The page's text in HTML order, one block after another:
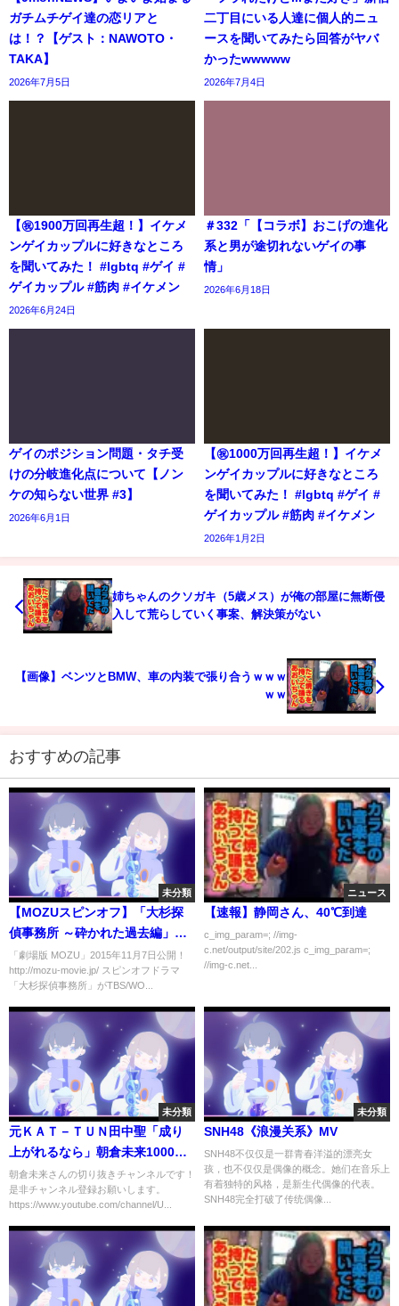
ガチムチゲイ達の恋リアと
は！？【ゲスト：NAWOTO・
TAKA】
2026年7月5日
二丁目にいる人達に個人的ニュ
ースを聞いてみたら回答がヤバ
かったwwwww
2026年7月4日
【㊗️1900万回再生超！】イケメ
ンゲイカップルに好きなところ
を聞いてみた！ #lgbtq #ゲイ #
ゲイカップル #筋肉 #イケメン
2026年6月24日
＃332「【コラボ】おこげの進化
系と男が途切れないゲイの事
情」
2026年6月18日
ゲイのポジション問題・タチ受
けの分岐進化点について【ノン
ケの知らない世界 #3】
2026年6月1日
【㊗️1000万回再生超！】イケメ
ンゲイカップルに好きなところ
を聞いてみた！ #lgbtq #ゲイ #
ゲイカップル #筋肉 #イケメン
2026年1月2日
姉ちゃんのクソガキ（5歳メス）が俺の部屋に無断侵
入して荒らしていく事案、解決策がない
【画像】ベンツとBMW、車の内装で張り合うｗｗｗ
ｗｗ
おすすめの記事
未分類
【MOZUスピンオフ】「大杉探
偵事務所 ～砕かれた過去編」西
島秀俊さんからのメッセージ
（WOWOW）
「劇場版 MOZU」2015年11月7日公開！
http://mozu-movie.jp/ スピンオフドラマ
「大杉探偵事務所」がTBS/WO...
ニュース
【速報】静岡さん、40℃到達
c_img_param=; //img-
c.net/output/site/202.js c_img_param=;
//img-c.net...
未分類
元ＫＡＴ－ＴＵＮ田中聖「成り
上がれるなら」朝倉未来1000万
円企画挑戦【朝倉未来】
朝倉未来さんの切り抜きチャンネルです！
是非チャンネル登録お願いします。
https://www.youtube.com/channel/U...
未分類
SNH48《浪漫关系》MV
SNH48不仅仅是一群青春洋溢的漂亮女
孩，也不仅仅是偶像的概念。她们在音乐上
有着独特的风格，是新生代偶像的代表。
SNH48完全打破了传统偶像...